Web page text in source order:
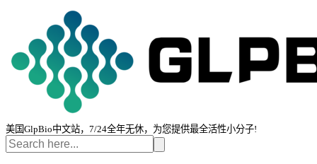
美国GlpBio中文站，7/24全年无休，为您提供最全活性小分子!